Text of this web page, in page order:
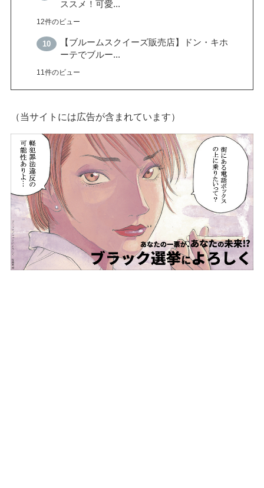
ススメ！可愛...
12件のビュー
【ブルームスクイーズ販売店】ドン・キホ
ーテでブルー...
11件のビュー
（当サイトには広告が含まれています）